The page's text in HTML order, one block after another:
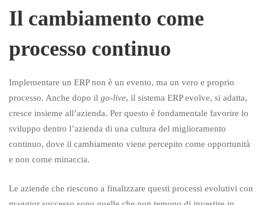
Il cambiamento come
processo continuo
Implementare un ERP non è un evento, ma un vero e proprio
processo. Anche dopo il go-live, il sistema ERP evolve, si adatta,
cresce insieme all’azienda. Per questo è fondamentale favorire lo
sviluppo dentro l’azienda di una cultura del miglioramento
continuo, dove il cambiamento viene percepito come opportunità
e non come minaccia.
Le aziende che riescono a finalizzare questi processi evolutivi con